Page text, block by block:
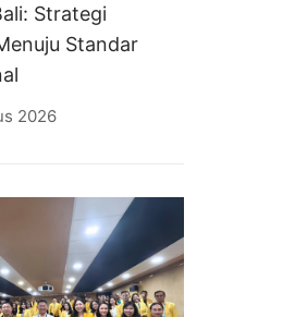
Strategi
Standar
2026